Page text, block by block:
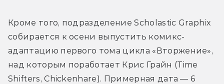
Кроме того, подразделение Scholastic Graphix
собирается к осени выпустить комикс-
адаптацию первого тома цикла «Вторжение»,
над которым поработает Крис Грайн (Time
Shifters, Chickenhare). Примерная дата — 6